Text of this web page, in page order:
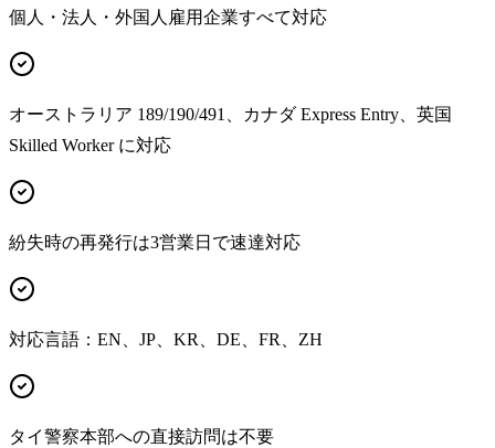
個人・法人・外国人雇用企業すべて対応
オーストラリア 189/190/491、カナダ Express Entry、英国
Skilled Worker に対応
紛失時の再発行は3営業日で速達対応
対応言語：EN、JP、KR、DE、FR、ZH
タイ警察本部への直接訪問は不要